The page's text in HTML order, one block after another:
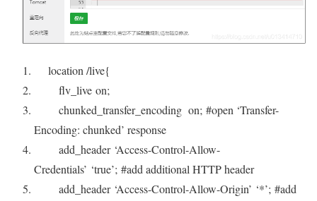
location /live{
flv_live on;
chunked_transfer_encoding on; #open ‘Transfer-
Encoding: chunked’ response
add_header ‘Access-Control-Allow-
Credentials’ ‘true’; #add additional HTTP header
add_header ‘Access-Control-Allow-Origin’ ‘*’; #add